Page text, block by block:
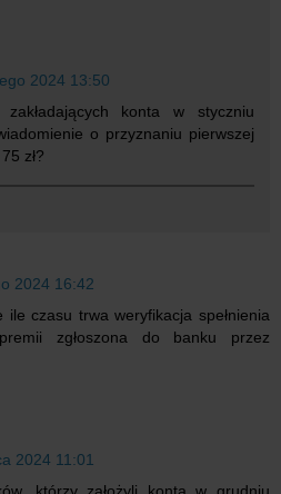
2024 13:50
konta w styczniu
o przyznaniu pierwszej
zł?
2024 16:42
czasu trwa weryfikacja spełnienia
zgłoszona do banku przez
2024 11:01
którzy założyli konta w grudniu